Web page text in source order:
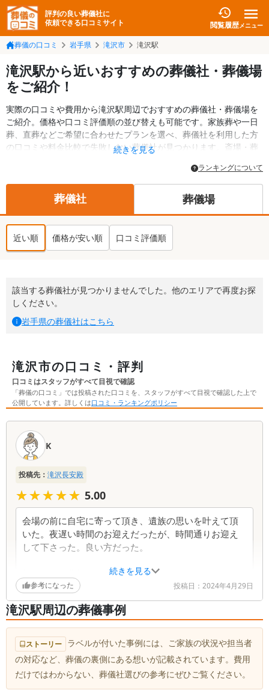
評判の良い葬儀社に
依頼できる口コミサイト
閲覧履歴メニュー
葬儀の口コミ 岩手県 滝沢市 滝沢駅
滝沢駅から近いおすすめの葬儀社・葬儀場
をご紹介！
実際の口コミや費用から滝沢駅周辺でおすすめの葬儀社・葬儀場を
ご紹介。価格や口コミ評価順の並び替えも可能です。家族葬や一日
葬、直葬などご希望に合わせたプランを選べ、葬儀社を利用した方
の口コミや料金比較で失敗しない葬儀社が見つかります。斎場・葬
も掲載しています。24時間の相談受付で深夜・早朝でも対応可能で
す。
続きを見る
ランキングについて
葬儀社 葬儀場
近い順 価格が安い順 口コミ評価順
該当する葬儀社が見つかりませんでした。他のエリアで再度お探
しください。
岩手県の葬儀社はこちら
滝沢市の口コミ・評判
口コミはスタッフがすべて目視で確認
「葬儀の口コミ」では投稿された口コミを、スタッフがすべて目視で確認した上で
公開しています。詳しくは口コミ・ランキングポリシー
続きを見る
K
投稿先： 滝沢長安殿
★★★★★
★★★★★ 5.00
会場の前に自宅に寄って頂き、遺族の思いを叶えて頂
いた。夜遅い時間のお迎えだったが、時間通りお迎え
して下さった。良い方だった。
打合せは、非常に丁寧に説明して下さった。こちらの
変更にも対応して頂きながら、より良い葬儀にすべく
提案も分かりやすかった。
コロナ禍ではあったが、会葬者への対応も良かったと
思う。孫6人からの弔辞についても、時間調整して頂
き、希望を叶えて頂いた。会葬者の方々にも、良い葬
儀だった・立派だったと言ってもらえた。
参考になった 投稿日： 2024年4月29日
滝沢駅周辺の葬儀事例
ストーリー ラベルが付いた事例には、ご家族の状況や担当者
の対応など、葬儀の裏側にある想いが記載されています。費用
だけではわからない、葬儀社選びの参考にぜひご覧ください。